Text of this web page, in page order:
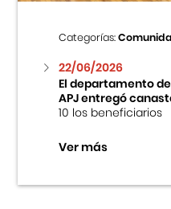
Categorías:
22/06/2026
El departamento
APJ entregó
10 los beneficiarios
Ver más